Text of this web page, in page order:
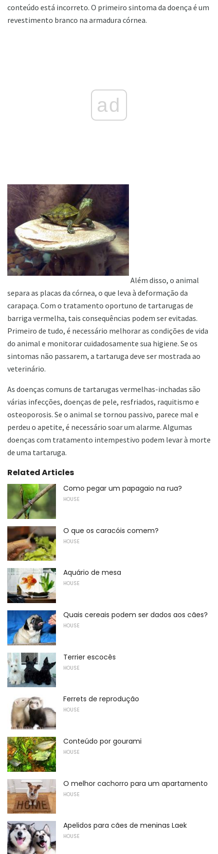
conteúdo está incorreto. O primeiro sintoma da doença é um
revestimento branco na armadura córnea.
ad
Além disso, o animal
separa as placas da córnea, o que leva à deformação da
carapaça. Com o tratamento oportuno de tartarugas de
barriga vermelha, tais consequências podem ser evitadas.
Primeiro de tudo, é necessário melhorar as condições de vida
do animal e monitorar cuidadosamente sua higiene. Se os
sintomas não passarem, a tartaruga deve ser mostrada ao
veterinário.
As doenças comuns de tartarugas vermelhas-inchadas são
várias infecções, doenças de pele, resfriados, raquitismo e
osteoporosis. Se o animal se tornou passivo, parece mal e
perdeu o apetite, é necessário soar um alarme. Algumas
doenças com tratamento intempestivo podem levar à morte
de uma tartaruga.
Related Articles
Como pegar um papagaio na rua?
HOUSE
O que os caracóis comem?
HOUSE
Aquário de mesa
HOUSE
Quais cereais podem ser dados aos cães?
HOUSE
Terrier escocês
HOUSE
Ferrets de reprodução
HOUSE
Conteúdo por gourami
HOUSE
O melhor cachorro para um apartamento
HOUSE
Apelidos para cães de meninas Laek
HOUSE